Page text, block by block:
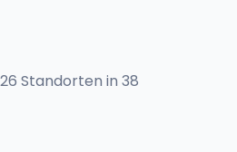
Standorten in 38